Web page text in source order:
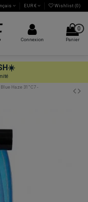
EUR € Wishlist (0)
Connexion
0
Panier
☀️
Haze 31" C7 -